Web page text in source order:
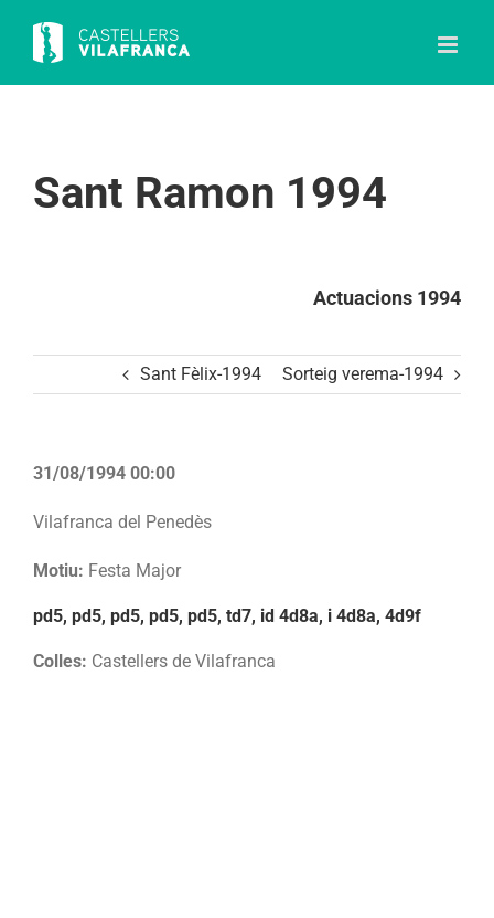
content
Sant Ramon 1994
Actuacions 1994
Sant Fèlix-1994 Sorteig verema-1994
31/08/1994 00:00
Vilafranca del Penedès
Motiu: Festa Major
pd5, pd5, pd5, pd5, pd5, td7, id 4d8a, i 4d8a, 4d9f
Colles: Castellers de Vilafranca